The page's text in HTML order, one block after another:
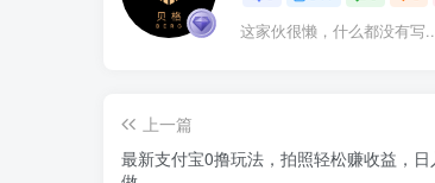
这家伙很懒，什么都没有写
上一篇
最新支付宝0撸玩法，拍照轻松赚收益，